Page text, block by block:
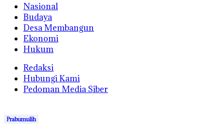
Nasional
Budaya
Desa Membangun
Ekonomi
Hukum
Redaksi
Hubungi Kami
Pedoman Media Siber
Prabumulih